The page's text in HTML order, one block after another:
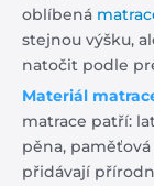
oblíbená
stejnou výšku,
natočit podle
Materiál
matrace patří:
pěna,
přidávají